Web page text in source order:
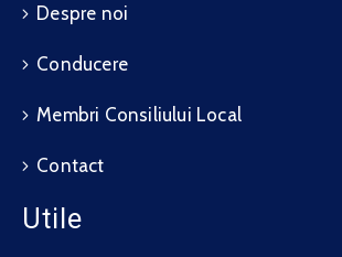
Despre noi
Conducere
Membri Consiliului Local
Contact
Utile